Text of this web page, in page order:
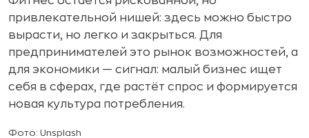
привлекательной нишей: здесь можно быстро
вырасти, но легко и закрыться. Для
предпринимателей это рынок возможностей, а
для экономики — сигнал: малый бизнес ищет
себя в сферах, где растёт спрос и формируется
новая культура потребления.
Фото: Unsplash